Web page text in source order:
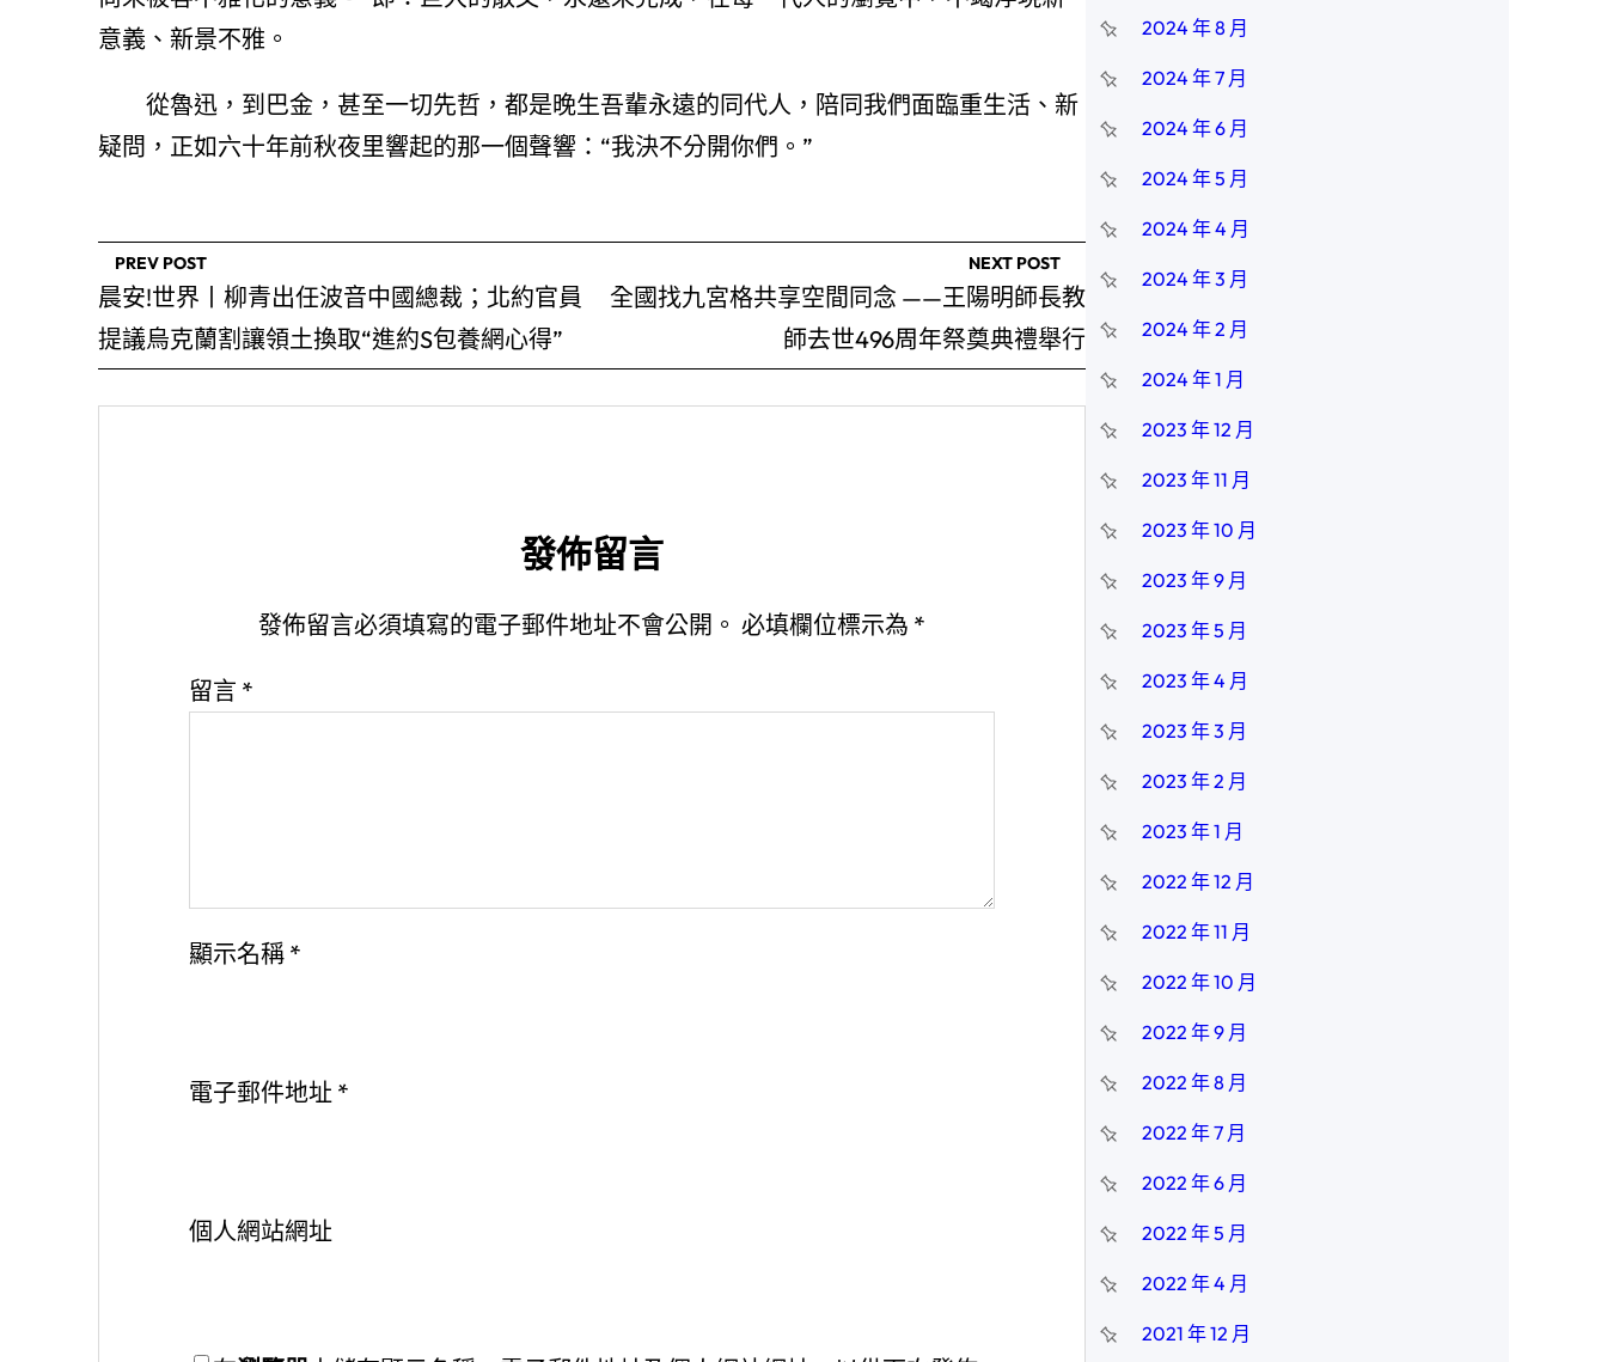
意義、新景不雅。
從魯迅，到巴金，甚至一切先哲，都是晚生吾輩永遠的同代人，陪同我們面臨重生活、新
疑問，正如六十年前秋夜里響起的那一個聲響：“我決不分開你們。”
PREV POST
晨安!世界丨柳青出任波音中國總裁；北約官員
提議烏克蘭割讓領土換取“進約S包養網心得”
NEXT POST
全國找九宮格共享空間同念 ——王陽明師長教
師去世496周年祭奠典禮舉行
發佈留言
發佈留言必須填寫的電子郵件地址不會公開。 必填欄位標示為 *
留言 *
顯示名稱 *
電子郵件地址 *
個人網站網址
2024 年 8 月
2024 年 7 月
2024 年 6 月
2024 年 5 月
2024 年 4 月
2024 年 3 月
2024 年 2 月
2024 年 1 月
2023 年 12 月
2023 年 11 月
2023 年 10 月
2023 年 9 月
2023 年 5 月
2023 年 4 月
2023 年 3 月
2023 年 2 月
2023 年 1 月
2022 年 12 月
2022 年 11 月
2022 年 10 月
2022 年 9 月
2022 年 8 月
2022 年 7 月
2022 年 6 月
2022 年 5 月
2022 年 4 月
2021 年 12 月